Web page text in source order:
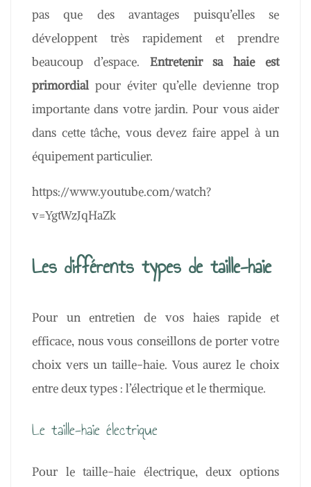
pas que des avantages puisqu’elles se
développent très rapidement et prendre
beaucoup d’espace. Entretenir sa haie est
primordialpour éviter qu’elle devienne trop
importante dans votre jardin. Pour vous aider
dans cette tâche, vous devez faire appel à un
équipement particulier.
https://www.youtube.com/watch?
v=YgtWzJqHaZk
Les différents types de taille-haie
Pour un entretien de vos haies rapide et
efficace, nous vous conseillons de porter votre
choix vers un taille-haie. Vous aurez le choix
entre deux types : l’électrique et le thermique.
Le taille-haie électrique
Pour le taille-haie électrique, deux options